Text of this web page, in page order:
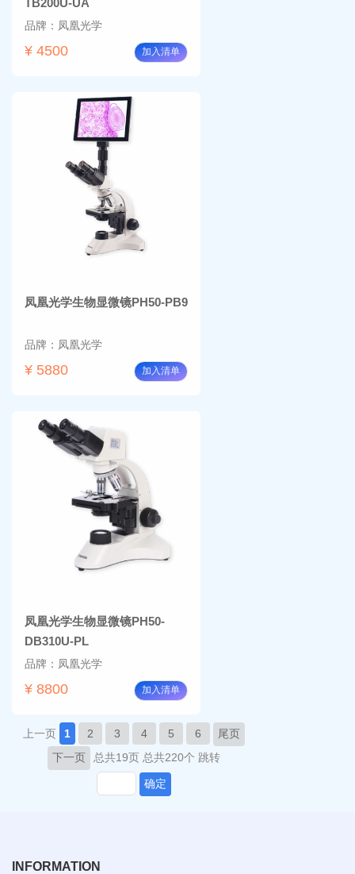
品牌：凤凰光学
¥ 4500 加入清单
凤凰光学生物显微镜PH50-PB9
品牌：凤凰光学
¥ 5880 加入清单
凤凰光学生物显微镜PH50-
DB310U-PL
品牌：凤凰光学
¥ 8800 加入清单
上一页 1 2 3 4 5 6
尾页
下一页
总共19页 总共220个 跳转
确定
INFORMATION